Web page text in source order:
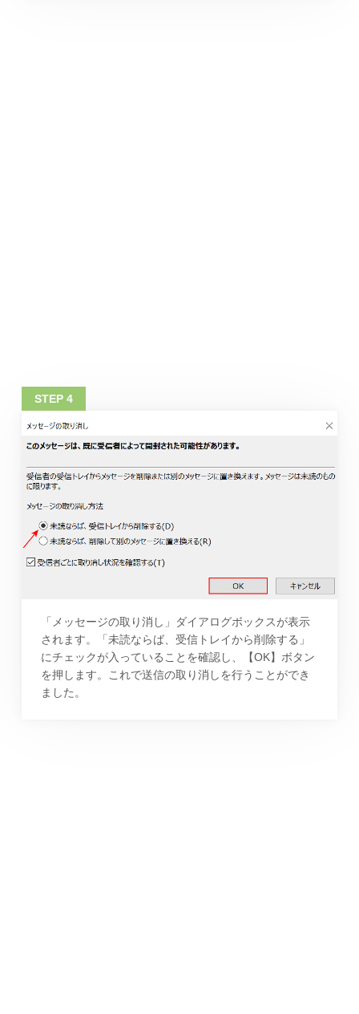
「メッセージの取り消し」ダイアログボックスが表示
されます。「未読ならば、受信トレイから削除する」
にチェックが入っていることを確認し、【OK】ボタン
を押します。これで送信の取り消しを行うことができ
ました。